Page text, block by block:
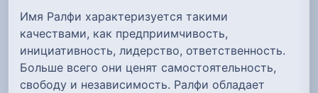
Имя Ралфи характеризуется такими
качествами, как предприимчивость,
инициативность, лидерство, ответственность.
Больше всего они ценят самостоятельность,
свободу и независимость. Ралфи обладает